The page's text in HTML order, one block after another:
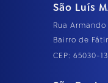
São Luís
Rua
Bairro de
CEP: 65030-